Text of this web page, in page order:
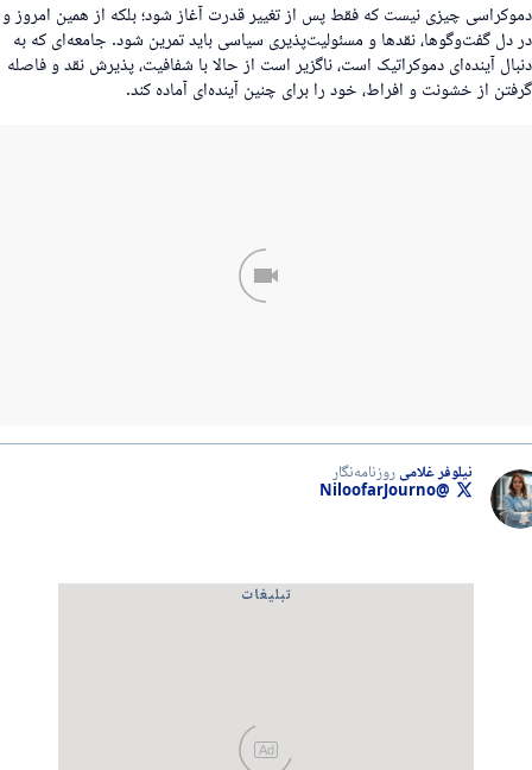
چیزی نیست که فقط پس از تغییر قدرت آغاز شود؛ بلکه از همین امروز و
دل گفت‌وگوها، نقدها و مسئولیت‌پذیری سیاسی باید تمرین شود. جامعه‌ای که به
آینده‌ای دموکراتیک است، ناگزیر است از حالا با شفافیت، پذیرش نقد و فاصله
از خشونت و افراط، خود را برای چنین آینده‌ای آماده کند.
نیلوفر غلامیروزنامه‌نگار
@NiloofarJourno
تبلیغات
Ad